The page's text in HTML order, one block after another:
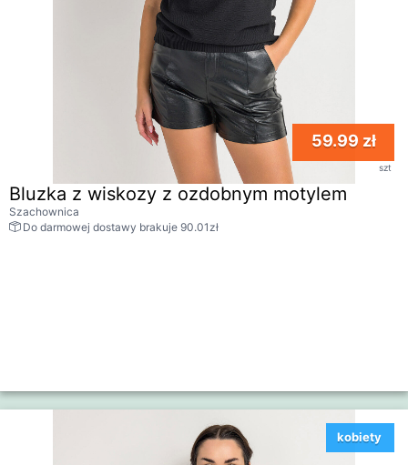
59.99 zł
szt
Bluzka z wiskozy z ozdobnym motylem
Szachownica
Do darmowej dostawy brakuje 90.01zł
kobiety